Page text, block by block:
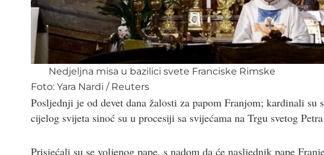
Nedjeljna misa u bazilici svete Franciske Rimske
Foto: Yara Nardi / Reuters
Posljednji je od devet dana žalosti za papom Franjom; kardinali
cijelog svijeta sinoć su u procesiji sa svijećama na Trgu svetog
Prisjećali su se voljenog pape, s nadom da će nasljednik pape